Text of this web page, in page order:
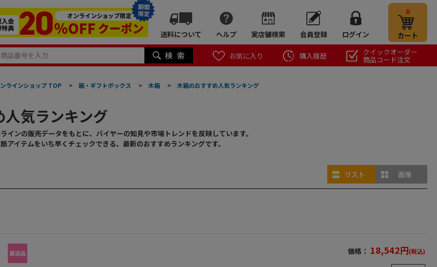
期間
限定
送料について ヘルプ 実店舗検索 会員登録 ログイン
0
カート
お気に入り 購入履歴
クイックオーダー
商品コード注文
ラインショップ TOP > 箱・ギフトボックス > 木箱 > 木箱のおすすめ人気ランキング
気ランキング
インの販売データをもとに、バイヤーの知見や市場トレンドを反映しています。
アイテムをいち早くチェックできる、最新のおすすめランキングです。
リスト 画像
価格： 18,542円(税込)